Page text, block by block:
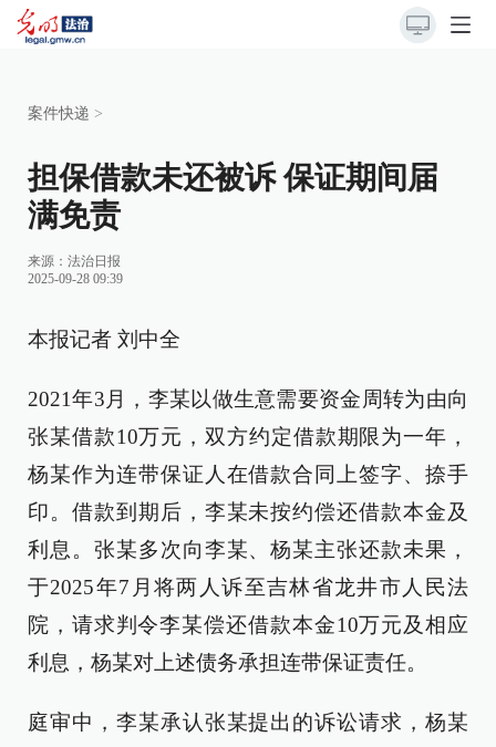
案件快递 >
担保借款未还被诉 保证期间届
满免责
来源： 法治日报
2025-09-28 09:39
本报记者 刘中全
2021年3月，李某以做生意需要资金周转为由向
张某借款10万元，双方约定借款期限为一年，
杨某作为连带保证人在借款合同上签字、捺手
印。借款到期后，李某未按约偿还借款本金及
利息。张某多次向李某、杨某主张还款未果，
于2025年7月将两人诉至吉林省龙井市人民法
院，请求判令李某偿还借款本金10万元及相应
利息，杨某对上述债务承担连带保证责任。
庭审中，李某承认张某提出的诉讼请求，杨某